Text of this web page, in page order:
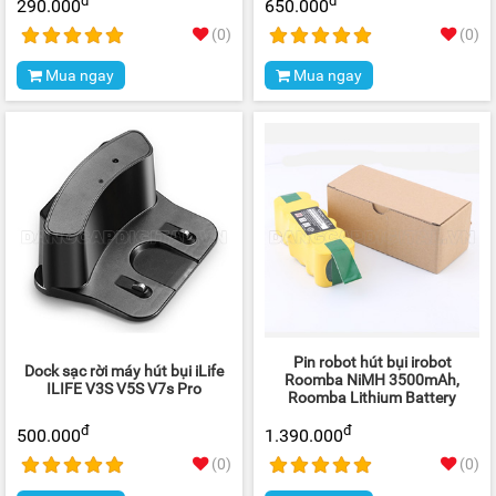
290.000
(0)
Mua ngay
650.000
(0)
Mua ngay
Dock sạc rời máy hút bụi iLife
ILIFE V3S V5S V7s Pro
500.000đ
(0)
Pin robot hút bụi irobot
Roomba NiMH 3500mAh,
Roomba Lithium Battery
1.390.000đ
(0)